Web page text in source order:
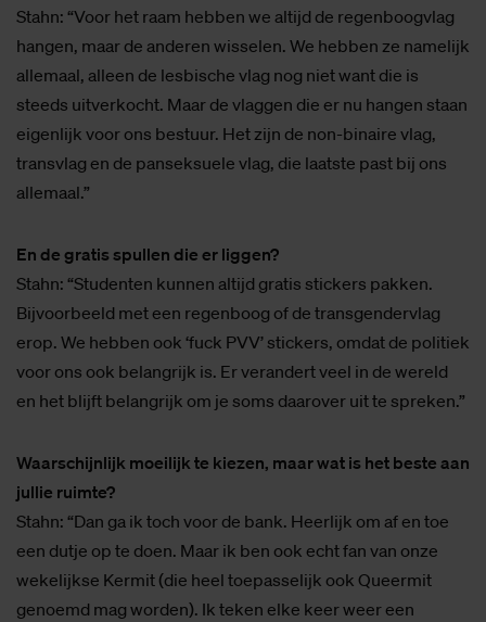
Stahn: “Voor het raam hebben we altijd de regenboogvlag
hangen, maar de anderen wisselen. We hebben ze namelijk
allemaal, alleen de lesbische vlag nog niet want die is
steeds uitverkocht. Maar de vlaggen die er nu hangen staan
eigenlijk voor ons bestuur. Het zijn de non-binaire vlag,
transvlag en de panseksuele vlag, die laatste past bij ons
allemaal.”
En de gratis spullen die er liggen?
Stahn: “Studenten kunnen altijd gratis stickers pakken.
Bijvoorbeeld met een regenboog of de transgendervlag
erop. We hebben ook ‘fuck PVV’ stickers, omdat de politiek
voor ons ook belangrijk is. Er verandert veel in de wereld
en het blijft belangrijk om je soms daarover uit te spreken.”
Waarschijnlijk moeilijk te kiezen, maar wat is het beste aan
jullie ruimte?
Stahn: “Dan ga ik toch voor de bank. Heerlijk om af en toe
een dutje op te doen. Maar ik ben ook echt fan van onze
wekelijkse Kermit (die heel toepasselijk ook Queermit
genoemd mag worden). Ik teken elke keer weer een